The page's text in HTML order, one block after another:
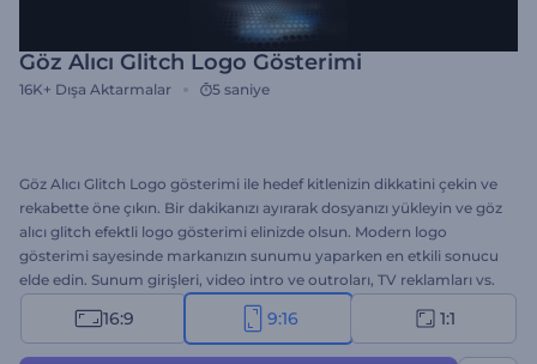
Göz Alıcı Glitch Logo Gösterimi
16K+ Dışa Aktarmalar 5 saniye
Göz Alıcı Glitch Logo gösterimi ile hedef kitlenizin dikkatini çekin ve
rekabette öne çıkın. Bir dakikanızı ayırarak dosyanızı yükleyin ve göz
alıcı glitch efektli logo gösterimi elinizde olsun. Modern logo
gösterimi sayesinde markanızın sunumu yaparken en etkili sonucu
elde edin. Sunum girişleri, video intro ve outroları, TV reklamları vs.
için biçilmiş kaftan. Marka sunumunda daha büyük hedeflere
ulaşmak için adımınızı atın. Hemen şimdi deneyin!
16:9 9:16 1:1